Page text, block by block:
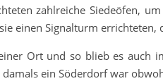
zahlreiche Siedeöfen,
einen Signalturm
Ort und so blieb es auch
ein Söderdorf war